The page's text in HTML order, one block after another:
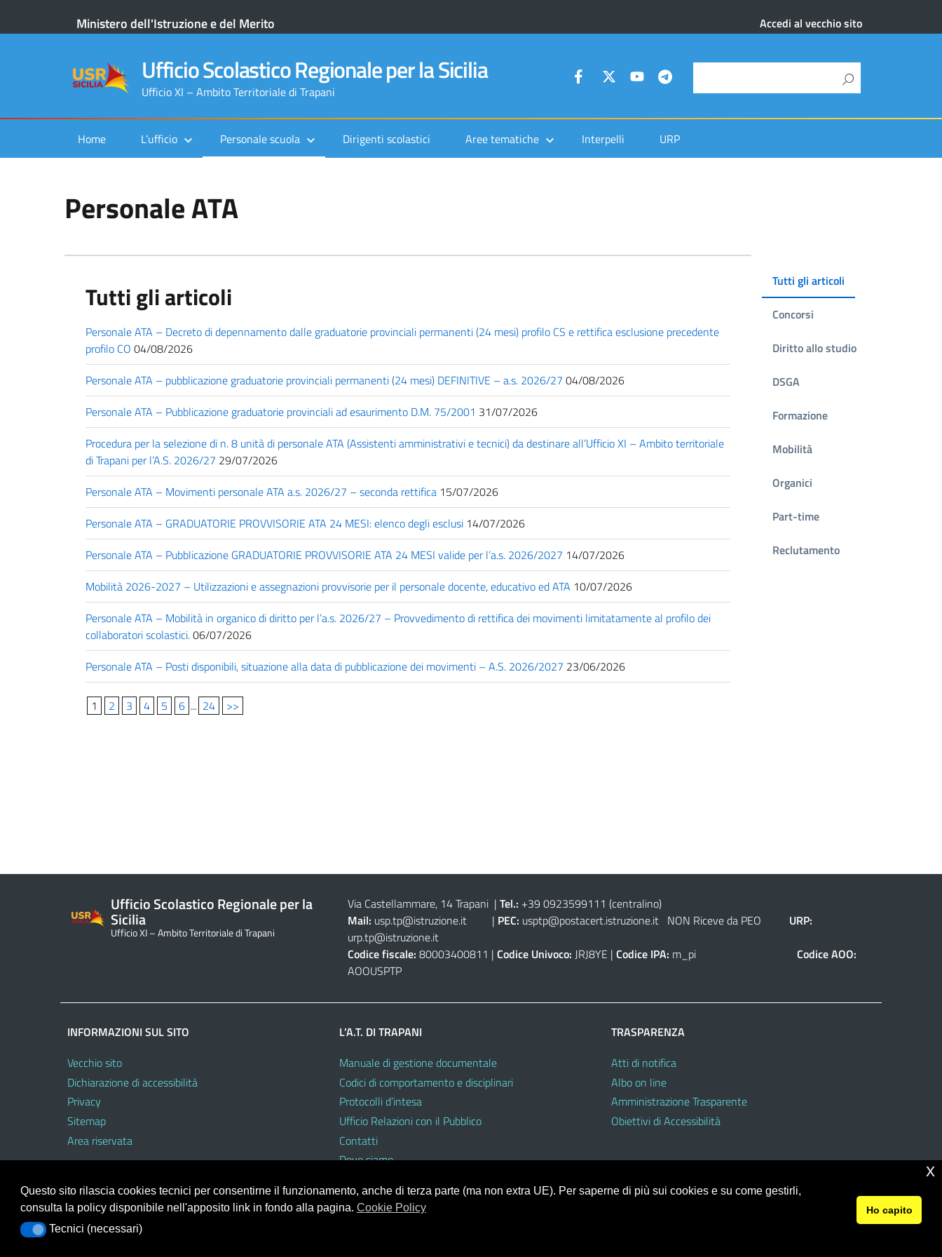
Ministero dell'Istruzione e del Merito Accedi al vecchio sito
Ufficio Scolastico Regionale per la Sicilia
Ufficio XI – Ambito Territoriale di Trapani
Home L’ufficio Personale scuola Dirigenti scolastici Aree tematiche Interpelli URP
Personale ATA
Tutti gli articoli
Concorsi
Diritto allo studio
DSGA
Formazione
Mobilità
Organici
Part-time
Reclutamento
Tutti gli articoli
Personale ATA – Decreto di depennamento dalle graduatorie provinciali permanenti (24 mesi) profilo CS e rettifica esclusione precedente
profilo CO 04/08/2026
Personale ATA – pubblicazione graduatorie provinciali permanenti (24 mesi) DEFINITIVE – a.s. 2026/27 04/08/2026
Personale ATA – Pubblicazione graduatorie provinciali ad esaurimento D.M. 75/2001 31/07/2026
Procedura per la selezione di n. 8 unità di personale ATA (Assistenti amministrativi e tecnici) da destinare all’Ufficio XI – Ambito territoriale
di Trapani per l’A.S. 2026/27 29/07/2026
Personale ATA – Movimenti personale ATA a.s. 2026/27 – seconda rettifica 15/07/2026
Personale ATA – GRADUATORIE PROVVISORIE ATA 24 MESI: elenco degli esclusi 14/07/2026
Personale ATA – Pubblicazione GRADUATORIE PROVVISORIE ATA 24 MESI valide per l’a.s. 2026/2027 14/07/2026
Mobilità 2026-2027 – Utilizzazioni e assegnazioni provvisorie per il personale docente, educativo ed ATA 10/07/2026
Personale ATA – Mobilità in organico di diritto per l’a.s. 2026/27 – Provvedimento di rettifica dei movimenti limitatamente al profilo dei
collaboratori scolastici.06/07/2026
Personale ATA – Posti disponibili, situazione alla data di pubblicazione dei movimenti – A.S. 2026/2027 23/06/2026
1 2 3 4 5 6 ... 24 >>
Ufficio Scolastico Regionale per la
Sicilia
Ufficio XI – Ambito Territoriale di Trapani
Via Castellammare, 14 Trapani | Tel.: +39 0923599111 (centralino)
Mail: usp.tp@istruzione.it| PEC: usptp@postacert.istruzione.itNON Riceve da PEO URP:
urp.tp@istruzione.it
Codice fiscale: 80003400811 | Codice Univoco: JRJ8YE | Codice IPA: m_pi Codice AOO:
AOOUSPTP
INFORMAZIONI SUL SITO
Vecchio sito
Dichiarazione di accessibilità
Privacy
Sitemap
Area riservata
L’A.T. DI TRAPANI
Manuale di gestione documentale
Codici di comportamento e disciplinari
Protocolli d’intesa
Ufficio Relazioni con il Pubblico
Contatti
Dove siamo
TRASPARENZA
Atti di notifica
Albo on line
Amministrazione Trasparente
Obiettivi di Accessibilità
Portale realizzato con la piattaforma
Template Italia configurato sul tema accessibile
© 2026 Ufficio Scolastico Regionale per la Sicilia
Questo sito rilascia cookies tecnici per consentirne il funzionamento, anche di terza parte (ma non extra UE). Per saperne di più sui cookies e su come gestirli,
consulta la policy disponibile nell'apposito link in fondo alla pagina. Cookie Policy
Tecnici (necessari)
Tecnici (necessari)
Ho capito
x